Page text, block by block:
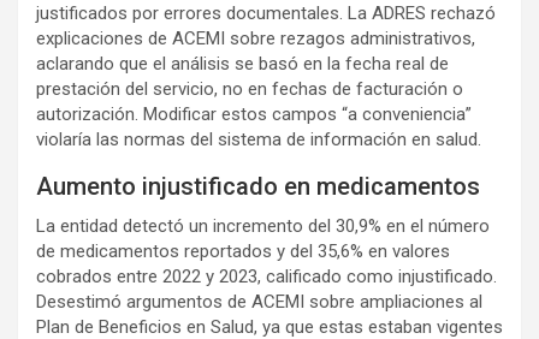
justificados por errores documentales. La ADRES rechazó
explicaciones de ACEMI sobre rezagos administrativos,
aclarando que el análisis se basó en la fecha real de
prestación del servicio, no en fechas de facturación o
autorización. Modificar estos campos “a conveniencia”
violaría las normas del sistema de información en salud.
Aumento injustificado en medicamentos
La entidad detectó un incremento del 30,9% en el número
de medicamentos reportados y del 35,6% en valores
cobrados entre 2022 y 2023, calificado como injustificado.
Desestimó argumentos de ACEMI sobre ampliaciones al
Plan de Beneficios en Salud, ya que estas estaban vigentes